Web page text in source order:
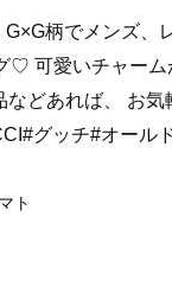
柄でメンズ
♡ 可愛いチャー
どあれば、 お
グッチ#オー
ト